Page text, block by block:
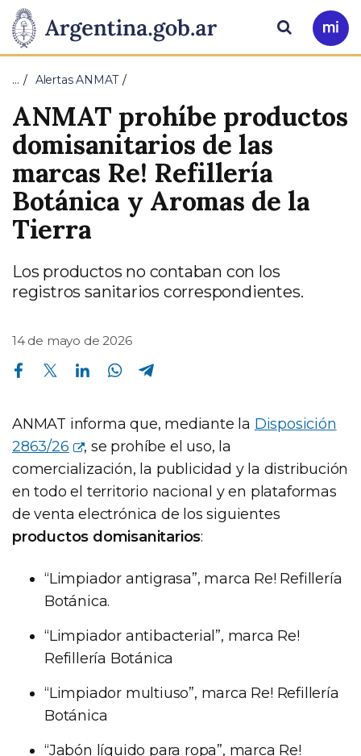
Presidencia
de
Nación
Pasar al contenido principal
Ir
a
Buscar
… Alertas ANMAT
ANMAT prohíbe productos
domisanitarios de las
marcas Re! Refillería
Botánica y Aromas de la
Tierra
Los productos no contaban con los
registros sanitarios correspondientes.
14 de mayo de 2026
Compartir en Facebook Compartir en Twitter Compartir en Linkedin Compartir en Whatsapp
ANMAT informa que, mediante la Disposición
2863/26
, se prohíbe el uso, la
comercialización, la publicidad y la distribución
en todo el territorio nacional y en plataformas
de venta electrónica de los siguientes
productos domisanitarios:
“Limpiador antigrasa”, marca Re! Refillería
Botánica.
“Limpiador antibacterial”, marca Re!
Refillería Botánica
“Limpiador multiuso”, marca Re! Refillería
Botánica
“Jabón líquido para ropa”, marca Re!